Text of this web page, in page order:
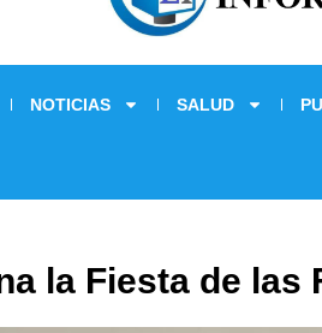
NOTICIAS SALUD
la Fiesta de las